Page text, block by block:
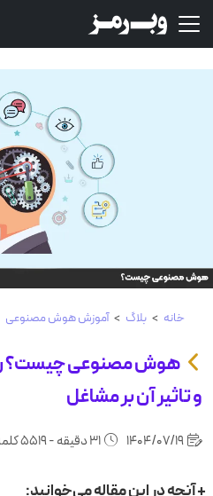
خانه > بلاگ > آموزش هوش مصنوعی
و تاثیر آن بر مشاغل
+ آنچه در این مقاله می‌خوانید: